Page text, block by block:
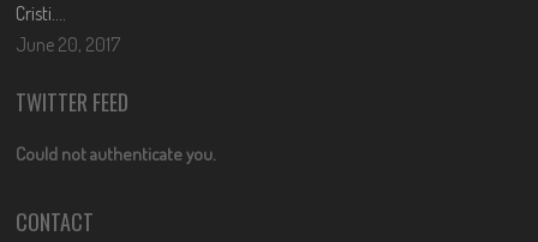
Cristi….
June 20, 2017
TWITTER FEED
Could not authenticate you.
CONTACT